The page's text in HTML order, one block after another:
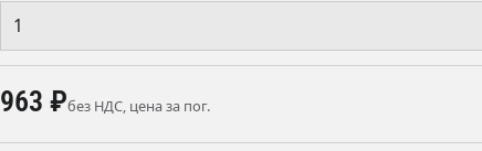
963 ₽без НДС, цена за пог.